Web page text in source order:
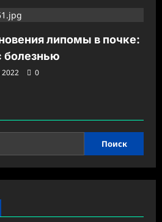
липомы в почке:
болезнью
2022 0
Поиск